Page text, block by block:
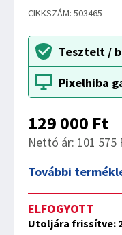
CIKKSZÁM: 503465
Tesztelt /
Pixelhiba
129 000 Ft
Nettó ár: 101 575
További
ELFOGYOTT
Utoljára frissítve: